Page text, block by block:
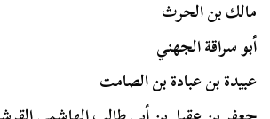
مالك بن الحرث
أبو سراقة الجهني
عبيدة بن عبادة بن الصامت